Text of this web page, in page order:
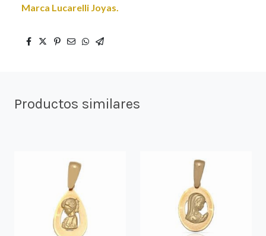
Marca Lucarelli Joyas.
Productos similares